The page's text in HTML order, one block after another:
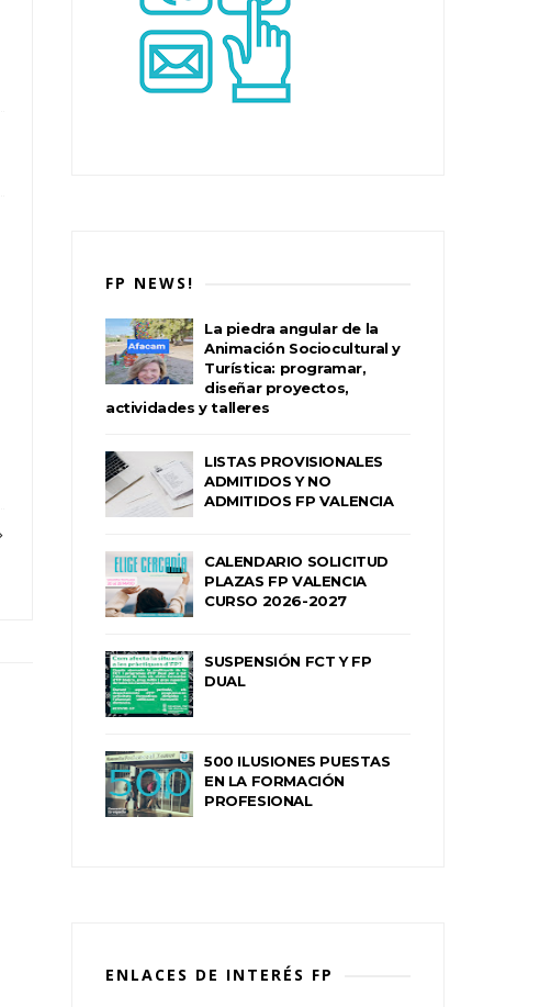
FP NEWS!
La piedra angular de la
Animación Sociocultural y
Turística: programar,
diseñar proyectos,
actividades y talleres
LISTAS PROVISIONALES
ADMITIDOS Y NO
ADMITIDOS FP VALENCIA
CALENDARIO SOLICITUD
PLAZAS FP VALENCIA
CURSO 2026-2027
SUSPENSIÓN FCT Y FP
DUAL
500 ILUSIONES PUESTAS
EN LA FORMACIÓN
PROFESIONAL
ENLACES DE INTERÉS FP